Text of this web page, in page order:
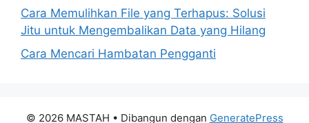
Cara Memulihkan File yang Terhapus: Solusi
Jitu untuk Mengembalikan Data yang Hilang
Cara Mencari Hambatan Pengganti
© 2026 MASTAH • Dibangun dengan GeneratePress